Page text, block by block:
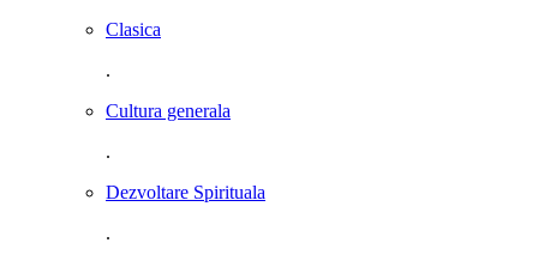
Clasica
.
Cultura generala
.
Dezvoltare Spirituala
.